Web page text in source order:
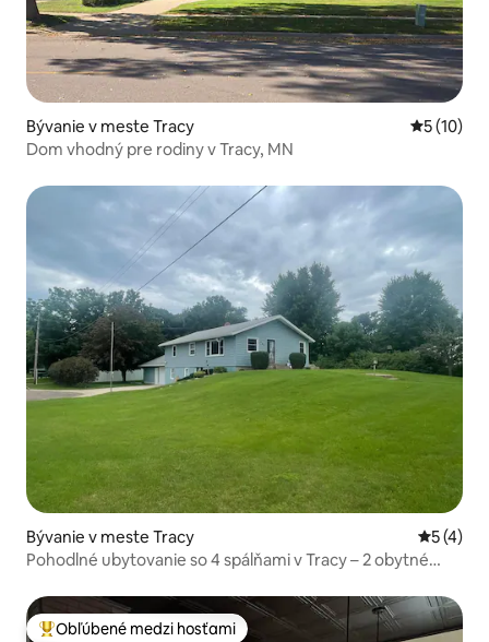
Bývanie v meste Tracy
5 (10)
Dom vhodný pre rodiny v Tracy, MN
Bývanie v meste Tracy
5 (4)
Pohodlné ubytovanie so 4 spálňami v Tracy – 2 obytné
Obľúbené medzi hosťami